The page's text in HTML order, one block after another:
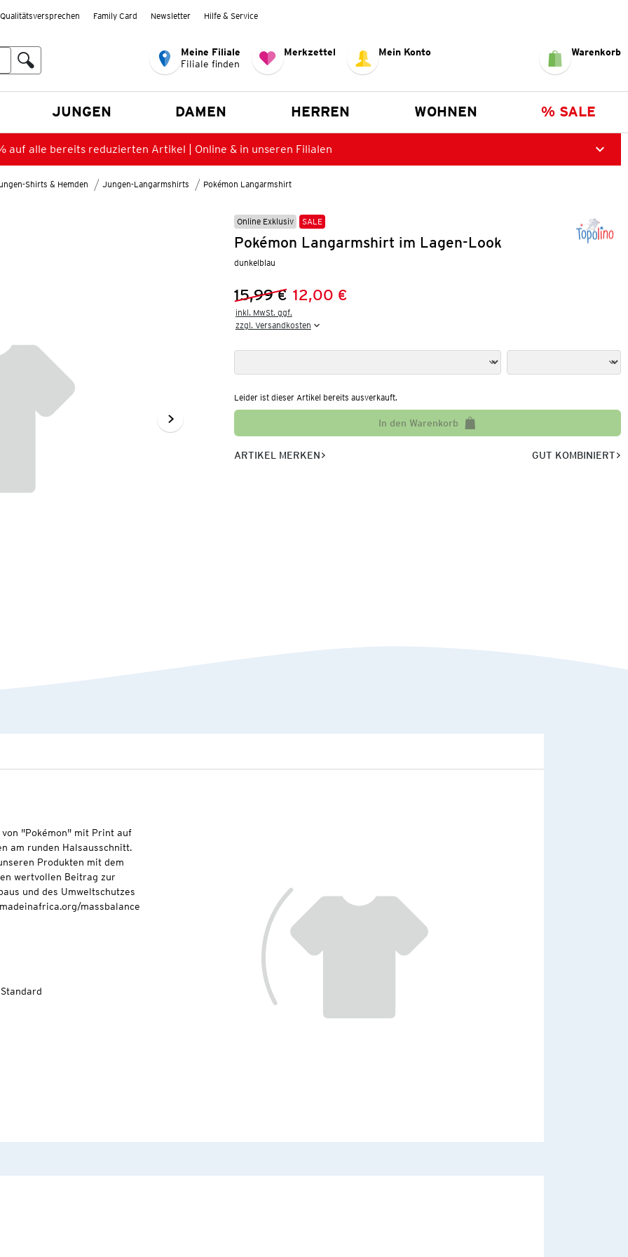
Qualitätsversprechen Family Card Newsletter Hilfe & Service
Meine Filiale
Filiale finden
Merkzettel Mein Konto Warenkorb
JUNGEN DAMEN HERREN WOHNEN % SALE
auf alle bereits reduzierten Artikel | Online & in unseren Filialen
Shirts & Hemden Jungen-Langarmshirts Pokémon Langarmshirt
Online Exklusiv SALE
Pokémon Langarmshirt im Lagen-Look
dunkelblau
Vorheriger Preis:
15,99 €
Neuer Preis:12,00 €
inkl. MwSt. ggf.
zzgl. Versandkosten
Leider ist dieser Artikel bereits ausverkauft.
In den Warenkorb
ARTIKEL MERKEN GUT KOMBINIERT
"Pokémon" mit Print auf
am runden Halsausschnitt.
Produkten mit dem
wertvollen Beitrag zur
und des Umweltschutzes
massbalance